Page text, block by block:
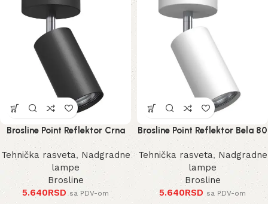
Brosline Point Reflektor Crna
80 mm 170 mm 2286 mm
Tehnička rasveta, Nadgradne
lampe
Brosline
5.640RSD sa PDV-om
Brosline Point Reflektor Bela 80
mm 170 mm 2287 mm
Tehnička rasveta, Nadgradne
lampe
Brosline
5.640RSD sa PDV-om